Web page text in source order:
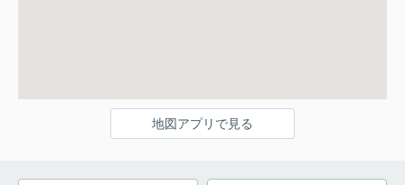
地図アプリで見る